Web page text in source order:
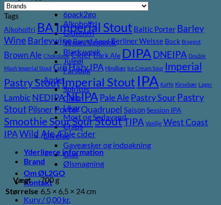
Tilbud
6pack2go
Alkoholfri
Glutenfri
Vegan/Vegansk
Black week
Juleøl
Farsdag
Andet
Spiritus
Cider
Likør
Most og Sodavand
Chips
Diverse
Gaveæsker og indpakning
Glas
Ølsmagning
Om ØL2GO
Kontakt
Kurv /0,00 kr.
Tags
Alkoholfri BA Imperial Stout Baltic Porter Barley
Wine BarleywineBarrel AgedBerliner Weisse Bock Braggot
Brown Ale Chokolade CiderDark Ale DIPA DNEIPA Double
Mash Imperial Stout GinHazy IPA Hindbær Ice Cream Sour Imperial
Pastry StoutImperial Stout IPA Kaffe Kirsebær Lager
Lambic NEDIPANEIPA Pale Ale Pastry Sour Pastry
Stout Pilsner PorterQuadrupel SaisonSession IPA
Smoothie SourSourStoutTIPA Vanilje West Coast
IPAWild AleÆble cider
Yderligere information
Brand
Vægt
700 g
Størrelse 6,5 × 6,5 × 24 cm